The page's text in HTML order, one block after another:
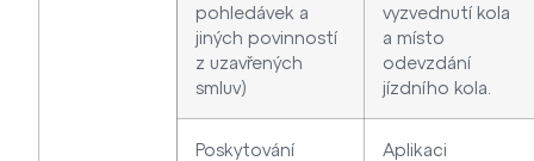
pohledávek a
jiných povinností
z uzavřených
smluv)
vyzvednutí kola
a místo
odevzdání
jízdního kola.
Poskytování
Aplikaci